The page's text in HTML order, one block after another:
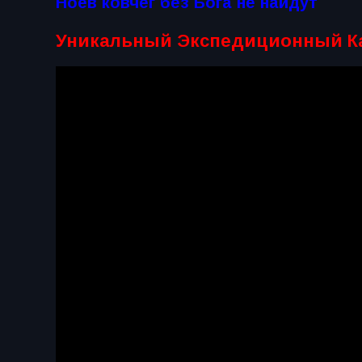
Уникальный Экспедиционный